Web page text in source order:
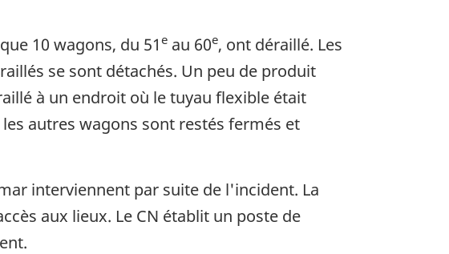
10 wagons, du 51 e au 60e, ont déraillé. Les
se sont détachés. Un peu de produit
à un endroit où le tuyau flexible était
autres wagons sont restés fermés et
interviennent par suite de l'incident. La
aux lieux. Le CN établit un poste de